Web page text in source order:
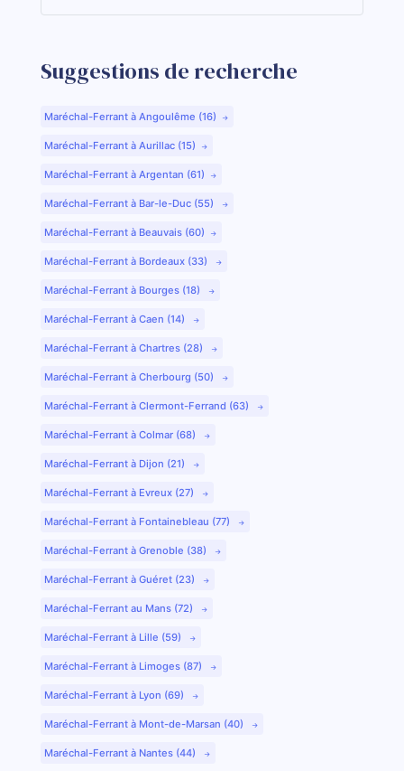
Suggestions de recherche
Maréchal-Ferrant à Angoulême (16)
Maréchal-Ferrant à Aurillac (15)
Maréchal-Ferrant à Argentan (61)
Maréchal-Ferrant à Bar-le-Duc (55)
Maréchal-Ferrant à Beauvais (60)
Maréchal-Ferrant à Bordeaux (33)
Maréchal-Ferrant à Bourges (18)
Maréchal-Ferrant à Caen (14)
Maréchal-Ferrant à Chartres (28)
Maréchal-Ferrant à Cherbourg (50)
Maréchal-Ferrant à Clermont-Ferrand (63)
Maréchal-Ferrant à Colmar (68)
Maréchal-Ferrant à Dijon (21)
Maréchal-Ferrant à Evreux (27)
Maréchal-Ferrant à Fontainebleau (77)
Maréchal-Ferrant à Grenoble (38)
Maréchal-Ferrant à Guéret (23)
Maréchal-Ferrant au Mans (72)
Maréchal-Ferrant à Lille (59)
Maréchal-Ferrant à Limoges (87)
Maréchal-Ferrant à Lyon (69)
Maréchal-Ferrant à Mont-de-Marsan (40)
Maréchal-Ferrant à Nantes (44)